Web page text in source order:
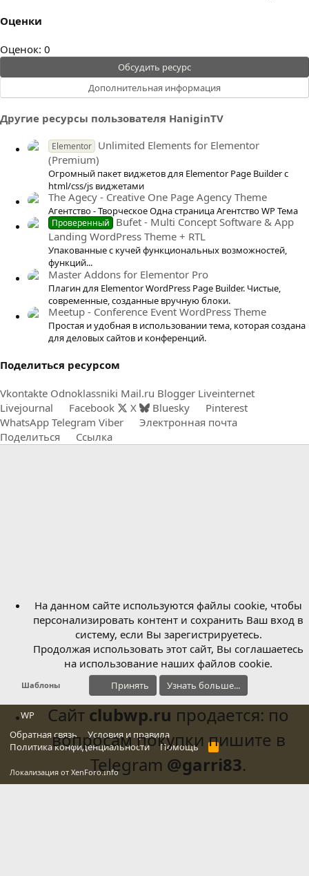
Оценки
0
.
0
в
Оценок: 0
Обсудить ресурс
Дополнительная информация
Другие ресурсы пользователя HaniginTV
Elementor Unlimited Elements for Elementor
(Premium)
Огромный пакет виджетов для Elementor Page Builder с
html/css/js виджетами
The Agecy - Creative One Page Agency Theme
Агентство - Творческое Одна страница Агентство WP Тема
Проверенный
Bufet - Multi Concept Software & App
Landing WordPress Theme + RTL
Упакованные с кучей функциональных возможностей,
функций...
Master Addons for Elementor Pro
Плагин для Elementor WordPress Page Builder. Чистые,
современные, созданные вручную блоки.
Meetup - Conference Event WordPress Theme
Простая и удобная в использовании тема, которая создана
для деловых сайтов и конференций.
Поделиться ресурсом
Vkontakte Odnoklassniki Mail.ru Blogger Liveinternet
Livejournal
Facebook X Bluesky
Pinterest
WhatsApp Telegram Viber
Электронная почта
Поделиться
Ссылка
Шаблоны
WP
Обратная связь
Условия и правила
Политика конфиденциальности
Помощь
R
S
Локализация от XenForo.Info
На данном сайте используются файлы cookie, чтобы
персонализировать контент и сохранить Ваш вход в
систему, если Вы зарегистрируетесь.
Продолжая использовать этот сайт, Вы соглашаетесь
на использование наших файлов cookie.
Принять Узнать больше...
Сайт clubwp.ru продается: по
вопросам покупки пишите в
Telegram @garri83.